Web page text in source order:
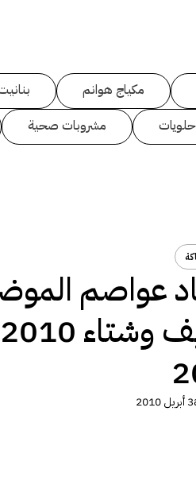
مكياج هوانم
حلويات مشروبات صحية
عواصم
3 أبريل 2010